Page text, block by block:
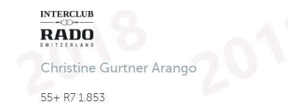
Christine Gurtner Arango
55+ R7 1.853